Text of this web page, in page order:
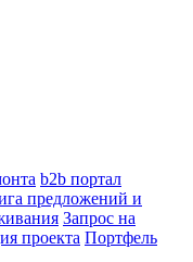
b2b портал
предложений и
Запрос на
проекта Портфель